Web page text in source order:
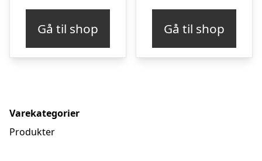
Gå til shop Gå til shop
Varekategorier
Produkter